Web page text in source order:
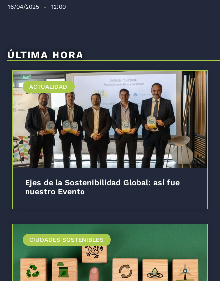
16/04/2025 12:00
ÚLTIMA HORA
ACTUALIDAD
Ejes de la Sostenibilidad Global: así fue
nuestro Evento
CIUDADES SOSTENIBLES